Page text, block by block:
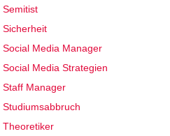
Semitist
Sicherheit
Social Media Manager
Social Media Strategien
Staff Manager
Studiumsabbruch
Theoretiker